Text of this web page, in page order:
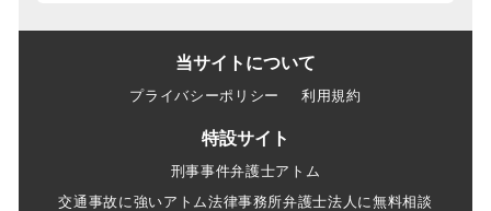
当サイトについて
プライバシーポリシー 利用規約
特設サイト
刑事事件弁護士アトム
交通事故に強いアトム法律事務所弁護士法人に無料相談